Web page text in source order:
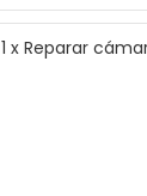
1 x Reparar